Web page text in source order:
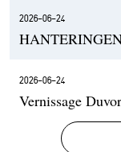
2026-06-24
2026-06-24
Vernissage